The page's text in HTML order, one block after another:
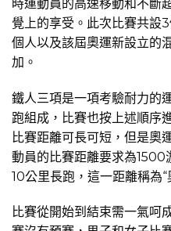
時運動員的高速移動和不斷
覺上的享受。此次比賽共設
個人以及該屆奧運新設立的
加。
鐵人三項是一項考驗耐力的
跑組成，比賽也按上述順序
比賽距離可長可短，但是奧
動員的比賽距離要求為
10公里長跑，這一距離稱為“
比賽從開始到結束需一氣呵